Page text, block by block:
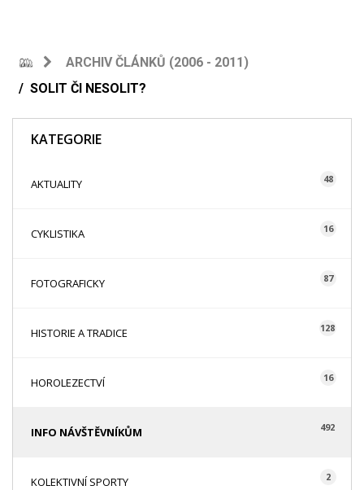
ARCHIV ČLÁNKŮ (2006 - 2011)
SOLIT ČI NESOLIT?
KATEGORIE
AKTUALITY 48
CYKLISTIKA 16
FOTOGRAFICKY 87
HISTORIE A TRADICE 128
HOROLEZECTVÍ 16
INFO NÁVŠTĚVNÍKŮM 492
KOLEKTIVNÍ SPORTY 2